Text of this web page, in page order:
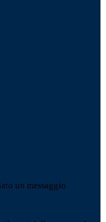
un messaggio